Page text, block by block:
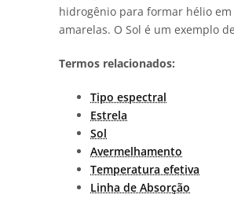
hidrogênio para formar hélio
amarelas. O Sol é um exemplo
Termos relacionados:
Tipo espectral
Estrela
Sol
Avermelhamento
Temperatura efetiva
Linha de Absorção